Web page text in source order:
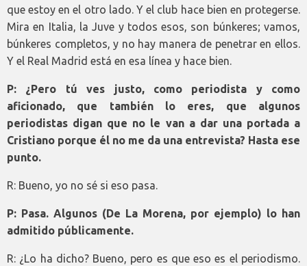
que estoy en el otro lado. Y el club hace bien en protegerse.
Mira en Italia, la Juve y todos esos, son búnkeres; vamos,
búnkeres completos, y no hay manera de penetrar en ellos.
Y el Real Madrid está en esa línea y hace bien.
P: ¿Pero tú ves justo, como periodista y como
aficionado, que también lo eres, que algunos
periodistas digan que no le van a dar una portada a
Cristiano porque él no me da una entrevista? Hasta ese
punto.
R: Bueno, yo no sé si eso pasa.
P: Pasa. Algunos (De La Morena, por ejemplo) lo han
admitido públicamente.
R: ¿Lo ha dicho? Bueno, pero es que eso es el periodismo.